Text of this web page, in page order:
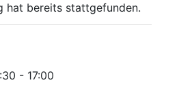
hat bereits stattgefunden.
- 17:00